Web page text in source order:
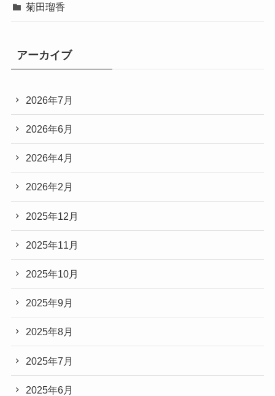
菊田瑠香
アーカイブ
2026年7月
2026年6月
2026年4月
2026年2月
2025年12月
2025年11月
2025年10月
2025年9月
2025年8月
2025年7月
2025年6月